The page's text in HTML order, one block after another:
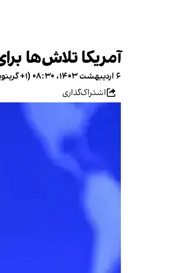
آمریکا تلاش‌ها
۶ اردیبهشت ۱۴۰۳، ۰۸:۳۰ (‎+۱ گرینویچ)
اشتراک‌گذاری